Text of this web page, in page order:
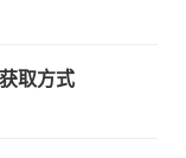
取方式